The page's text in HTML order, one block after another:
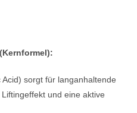
sorgt für langanhaltende
und eine aktive